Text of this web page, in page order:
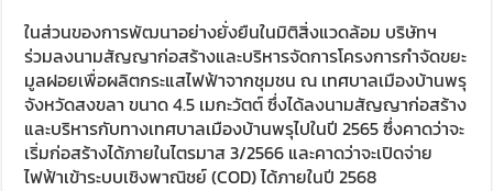
ในส่วนของการพัฒนาอย่างยั่งยืนในมิติสิ่งแวดล้อม บริษัทฯ
ร่วมลงนามสัญญาก่อสร้างและบริหารจัดการโครงการกำจัดขยะ
มูลฝอยเพื่อผลิตกระแสไฟฟ้าจากชุมชน ณ เทศบาลเมืองบ้านพรุ
จังหวัดสงขลา ขนาด 4.5 เมกะวัตต์ ซึ่งได้ลงนามสัญญาก่อสร้าง
และบริหารกับทางเทศบาลเมืองบ้านพรุไปในปี 2565 ซึ่งคาดว่าจะ
เริ่มก่อสร้างได้ภายในไตรมาส 3/2566 และคาดว่าจะเปิดจ่าย
ไฟฟ้าเข้าระบบเชิงพาณิชย์ (COD) ได้ภายในปี 2568